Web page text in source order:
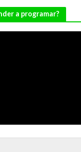
a programar?